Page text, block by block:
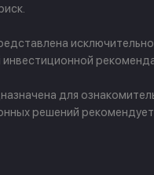
для
решений